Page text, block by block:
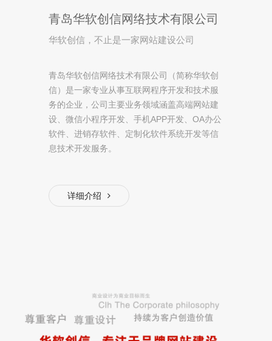
青岛华软创信网络技术有限公司
华软创信，不止是一家网站建设公司
青岛华软创信网络技术有限公司（简称华软创
信）是一家专业从事互联网程序开发和技术服
务的企业，公司主要业务领域涵盖高端网站建
设、微信小程序开发、手机APP开发、OA办公
软件、进销存软件、定制化软件系统开发等信
息技术开发服务。
详细介绍